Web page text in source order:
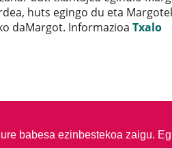
huts egingo du eta
daMargot. Informazioa Txalo
babesa ezinbestekoa zaigu.